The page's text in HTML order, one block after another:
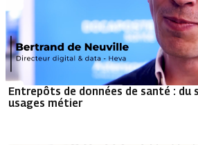
Entrepôts de données de santé : du
usages métier